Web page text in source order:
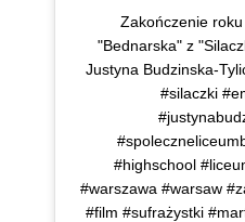
Zakończenie
"Bednarska" z
Justyna Budzinska-
#silaczki
#highschool
#warszawa #warsaw
#film #sufrażystki